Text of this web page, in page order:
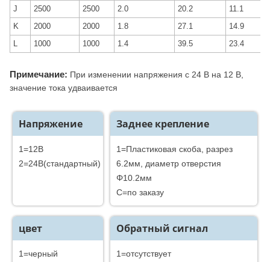
J
2500 2500 2.0 20.2
11.1
K
2000 2000 1.8 27.1
14.9
1000 1000 1.4 39.5 23.4
Примечание: При изменении напряжения с 24 В на 12 В,
значение тока удваивается
Напряжение
1=12В
2=24В(стандартный)
Заднее крепление
1=Пластиковая скоба, разрез
6.2мм, диаметр отверстия
Φ10.2мм
C=по заказу
цвет
1=черный
Обратный сигнал
1=отсутствует